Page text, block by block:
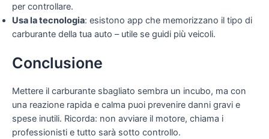
per controllare.
Usa la tecnologia: esistono app che memorizzano il tipo di
carburante della tua auto – utile se guidi più veicoli.
Conclusione
Mettere il carburante sbagliato sembra un incubo, ma con
una reazione rapida e calma puoi prevenire danni gravi e
spese inutili. Ricorda: non avviare il motore, chiama i
professionisti e tutto sarà sotto controllo.